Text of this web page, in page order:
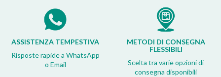
ASSISTENZA TEMPESTIVA
Risposte rapide a WhatsApp
o Email
METODI DI CONSEGNA
FLESSIBILI
Scelta tra varie opzioni di
consegna disponibili